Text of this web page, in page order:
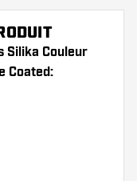
Silika Couleur
Coated: